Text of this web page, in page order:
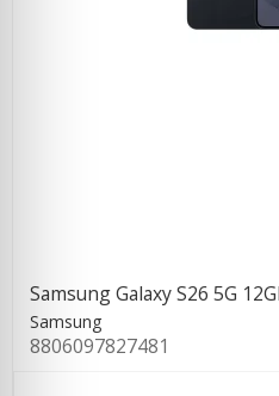
Samsung Galaxy S26 5G
Samsung
8806097827481